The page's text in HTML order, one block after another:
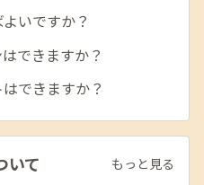
いですか？
できますか？
できますか？
いて もっと見る